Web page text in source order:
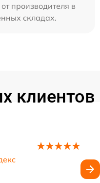
производителя в
складах.
клиентов